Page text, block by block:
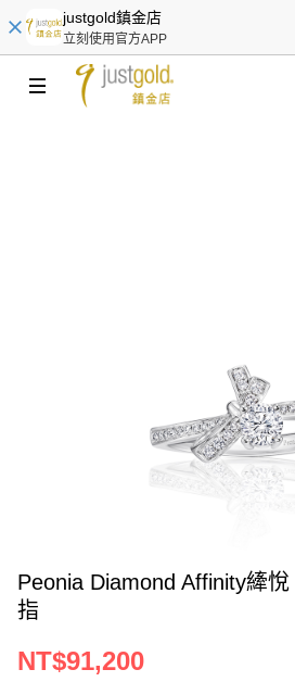
justgold鎮金店
立刻使用官方APP
Peonia Diamond Affinity縴
指
NT$91,200